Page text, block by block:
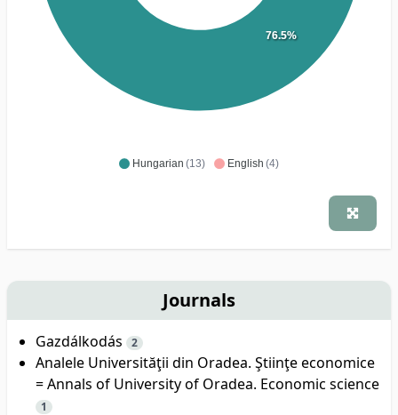
Hungarian (13) English (4)
76.5%
Journals
Gazdálkodás 2
Analele Universităţii din Oradea. Ştiinţe economice
= Annals of University of Oradea. Economic science
1